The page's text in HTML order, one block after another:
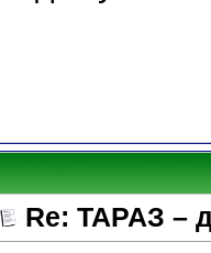
Re: ТАРАЗ –